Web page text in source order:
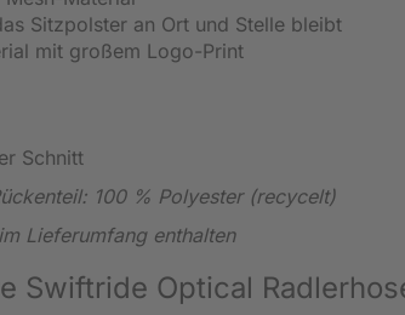
Sitzpolster an Ort und Stelle bleibt
mit großem Logo-Print
Schnitt
100 % Polyester (recycelt)
Lieferumfang enthalten
Swiftride Optical